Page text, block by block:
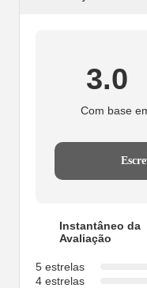
3.0
Com base
Instantâneo da
Avaliação
5 estrelas
4 estrelas